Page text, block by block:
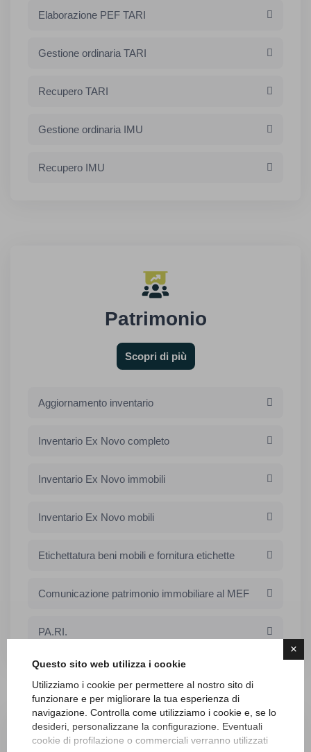
×
Questo sito web utilizza i cookie
Utilizziamo i cookie per permettere al nostro sito di
funzionare e per migliorare la tua esperienza di
navigazione. Controlla come utilizziamo i cookie e, se lo
desideri, personalizzane la configurazione. Eventuali
cookie di profilazione o commerciali verranno utilizzati
Elaborazione PEF TARI
Gestione ordinaria TARI
Recupero TARI
Gestione ordinaria IMU
Recupero IMU
Patrimonio
Scopri di più
Aggiornamento inventario
Inventario Ex Novo completo
Inventario Ex Novo immobili
Inventario Ex Novo mobili
Etichettatura beni mobili e fornitura etichette
Comunicazione patrimonio immobiliare al MEF
PA.RI.